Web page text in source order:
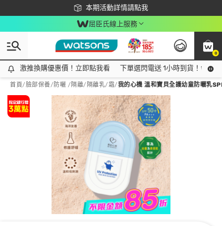
本期活動詳情請點我
下載app最高回饋$350
屈臣氏線上服務
0
激推換購優惠價！立即點我看
激推換購優惠價！立即點我看 下單選閃電送 1小時到貨！領神
首頁/臉部保養/ 防曬 /隔離/ 隔離乳/霜/我的心機 溫和寶貝全護幼童防曬乳